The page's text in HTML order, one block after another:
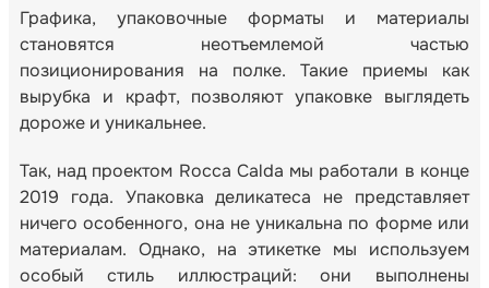
Графика, упаковочные форматы и материалы
становятся неотъемлемой частью
позиционирования на полке. Такие приемы как
вырубка и крафт, позволяют упаковке выглядеть
дороже и уникальнее.
Так, над проектом Rocca Calda мы работали в конце
2019 года. Упаковка деликатеса не представляет
ничего особенного, она не уникальна по форме или
материалам. Однако, на этикетке мы используем
особый стиль иллюстраций: они выполнены